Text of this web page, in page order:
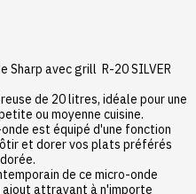
Sharp avec grill R-20 SILVER
de 20 litres, idéale pour une
ou moyenne cuisine.
est équipé d'une fonction
et dorer vos plats préférés
de ce micro-onde
ajout attrayant à n'importe